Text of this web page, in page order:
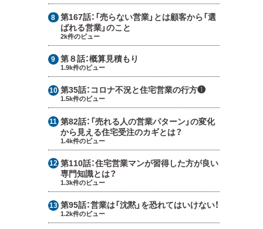
第167話： 「売らない営業」とは顧客から「選
ばれる営業」のこと
2k件のビュー
第８話：概算見積もり
1.9k件のビュー
第35話： コロナ不況と住宅営業の行方❶
1.5k件のビュー
第82話： 「売れる人の営業パターン」の変化
から見える住宅受注のカギとは？
1.4k件のビュー
第110話：住宅営業マンが習得した方が良い
専門知識とは？
1.3k件のビュー
第95話：営業は「沈黙」を恐れてはいけない！
1.2k件のビュー